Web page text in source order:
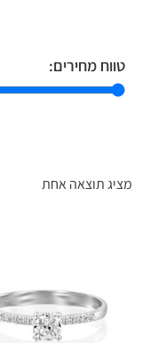
טווח מחירים:
מציג תוצאה אחת